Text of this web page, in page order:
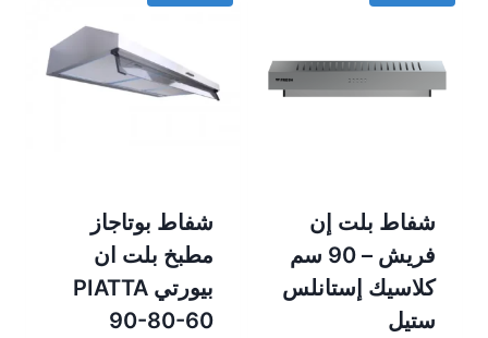
شفاط بلت إن
فريش – 90 سم
كلاسيك إستانلس
ستيل
شفاط بوتاجاز
مطبخ بلت ان
بيورتي PIATTA
90-80-60